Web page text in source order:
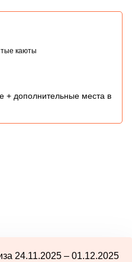
каюты
+ дополнительные места в
24.11.2025 – 01.12.2025